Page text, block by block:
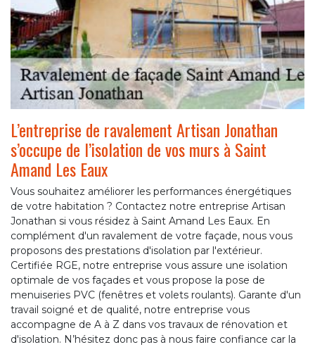
L’entreprise de ravalement Artisan Jonathan
s’occupe de l’isolation de vos murs à Saint
Amand Les Eaux
Vous souhaitez améliorer les performances énergétiques
de votre habitation ? Contactez notre entreprise Artisan
Jonathan si vous résidez à Saint Amand Les Eaux. En
complément d'un ravalement de votre façade, nous vous
proposons des prestations d'isolation par l'extérieur.
Certifiée RGE, notre entreprise vous assure une isolation
optimale de vos façades et vous propose la pose de
menuiseries PVC (fenêtres et volets roulants). Garante d'un
travail soigné et de qualité, notre entreprise vous
accompagne de A à Z dans vos travaux de rénovation et
d'isolation. N’hésitez donc pas à nous faire confiance car la